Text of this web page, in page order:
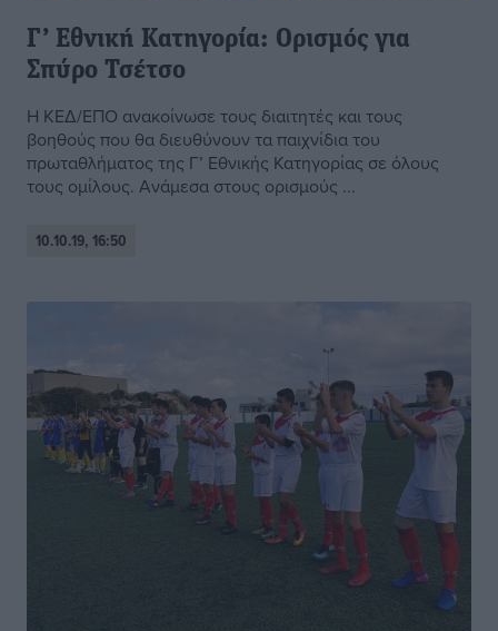
Γ’ Εθνική Κατηγορία: Ορισμός για
Σπύρο Τσέτσο
Η ΚΕΔ/ΕΠΟ ανακοίνωσε τους διαιτητές και τους
βοηθούς που θα διευθύνουν τα παιχνίδια του
πρωταθλήματος της Γ’ Εθνικής Κατηγορίας σε όλους
τους ομίλους. Ανάμεσα στους ορισμούς ...
10.10.19, 16:50